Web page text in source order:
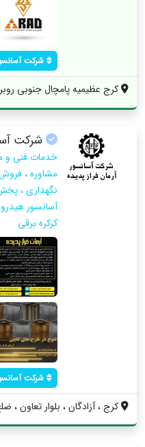
شرکت
کرج عظیمیه پامچال جنوبی روبروی
شرکت
خدمات فنی و
مشاوره ،
نگهداری ،
آسانسور
کرکره برقی
شرکت
کرج ، آزادگان ، بلوار تعاون